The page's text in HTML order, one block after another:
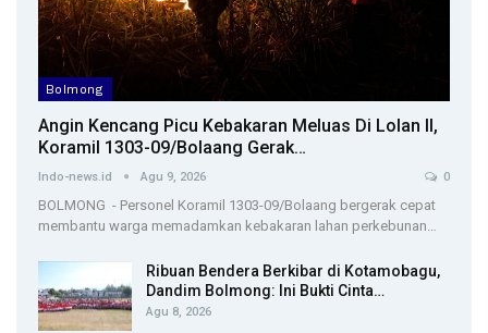
Bolmong
Angin Kencang Picu Kebakaran Meluas Di Lolan II,
Koramil 1303-09/Bolaang Gerak…
Indo-news.id Agu 9, 2026 0
BOLMONG - Personel Koramil 1303-09/Bolaang bergerak cepat
membantu warga memadamkan kebakaran lahan perkebunan…
Ribuan Bendera Berkibar di Kotamobagu,
Dandim Bolmong: Ini Bukti Cinta…
Agu 8, 2026